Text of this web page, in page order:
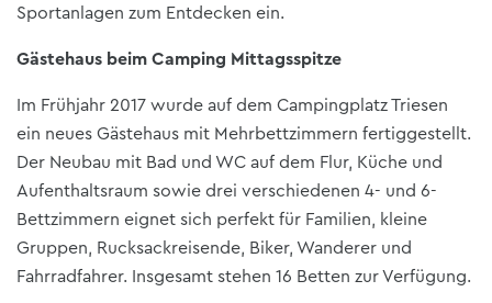
Sportanlagen zum Entdecken ein.
Gästehaus beim Camping Mittagsspitze
Im Frühjahr 2017 wurde auf dem Campingplatz Triesen
ein neues Gästehaus mit Mehrbettzimmern fertiggestellt.
Der Neubau mit Bad und WC auf dem Flur, Küche und
Aufenthaltsraum sowie drei verschiedenen 4- und 6-
Bettzimmern eignet sich perfekt für Familien, kleine
Gruppen, Rucksackreisende, Biker, Wanderer und
Fahrradfahrer. Insgesamt stehen 16 Betten zur Verfügung.